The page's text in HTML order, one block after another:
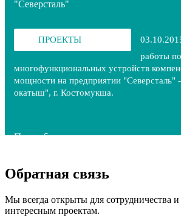
"Северсталь"
ПРОЕКТЫ
работы
многофункциональных устройств
мощности на предприятии "Северсталь"
окатыш", г. Костомукша.
Подробнее
Обратная связь
Мы всегда открыты для сотрудничества
интересным проектам.